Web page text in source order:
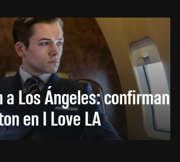
a Los Ángeles: confirman
en I Love LA